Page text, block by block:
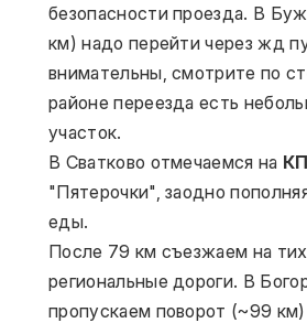
безопасности проезда. В
км) надо перейти через жд
внимательны, смотрите по
районе переезда есть
участок.
В Сватково отмечаемся на
"Пятерочки", заодно
еды.
После 79 км съезжаем на
региональные дороги. В
пропускаем поворот (~99